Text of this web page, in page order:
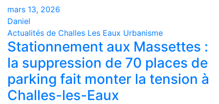
mars 13, 2026
Daniel
Actualités de Challes Les Eaux Urbanisme
Stationnement aux Massettes :
la suppression de 70 places de
parking fait monter la tension à
Challes-les-Eaux